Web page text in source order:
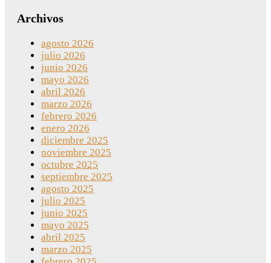
Archivos
agosto 2026
julio 2026
junio 2026
mayo 2026
abril 2026
marzo 2026
febrero 2026
enero 2026
diciembre 2025
noviembre 2025
octubre 2025
septiembre 2025
agosto 2025
julio 2025
junio 2025
mayo 2025
abril 2025
marzo 2025